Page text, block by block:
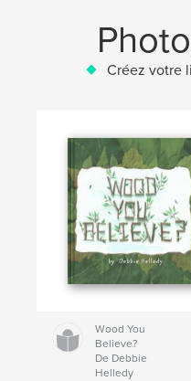
Créez votre
Wood You
Believe?
De Debbie
Helledy